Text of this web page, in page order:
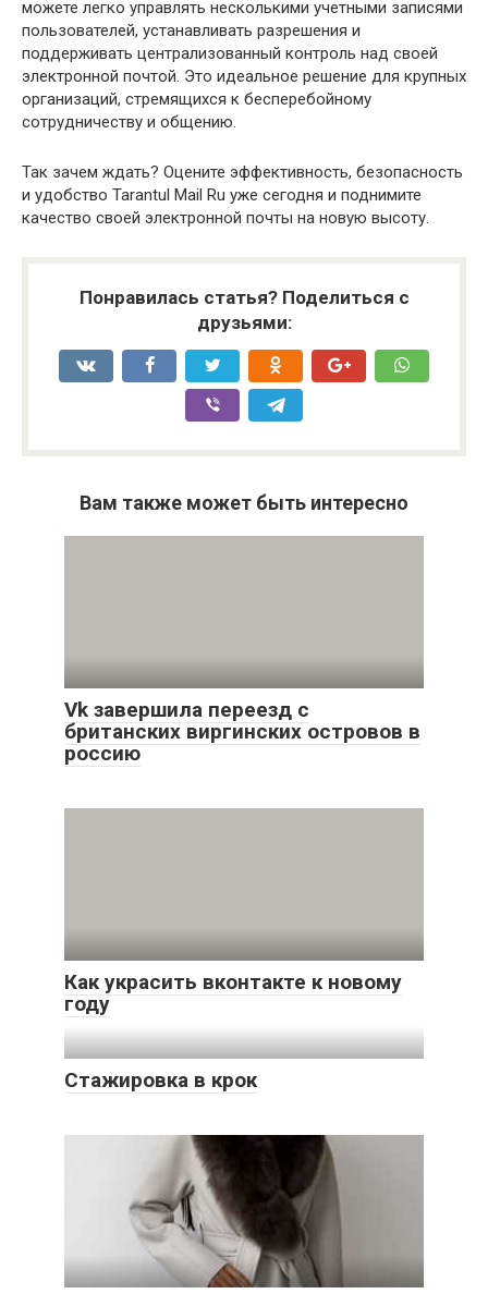
можете легко управлять несколькими учетными записями
пользователей, устанавливать разрешения и
поддерживать централизованный контроль над своей
электронной почтой. Это идеальное решение для крупных
организаций, стремящихся к бесперебойному
сотрудничеству и общению.
Так зачем ждать? Оцените эффективность, безопасность
и удобство Tarantul Mail Ru уже сегодня и поднимите
качество своей электронной почты на новую высоту.
Понравилась статья? Поделиться с
друзьями:
Вам также может быть интересно
Vk завершила переезд с
британских виргинских островов в
россию
Как украсить вконтакте к новому
году
Стажировка в крок